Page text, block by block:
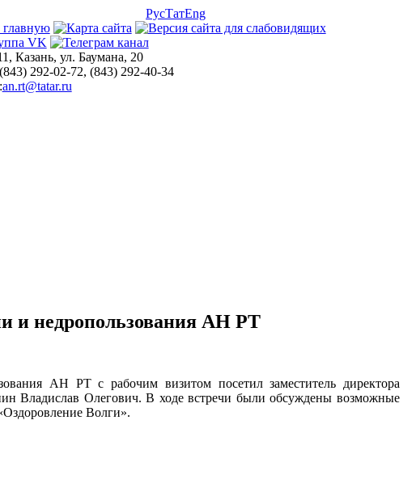
РусТатEng
Казань, ул. Баумана, 20
292-02-72, (843) 292-40-34
an.rt@tatar.ru
и недропользования АН РТ
АН РТ с рабочим визитом посетил заместитель директора
Владислав Олегович. В ходе встречи были обсуждены возможные
Волги».